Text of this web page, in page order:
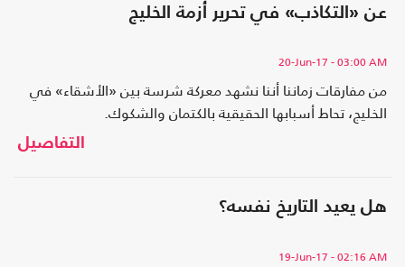
عن «التكاذب» في تحرير أزمة الخليج
20-Jun-17 - 03:00 AM
من مفارقات زماننا أننا نشهد معركة شرسة بين «الأشقاء» في
الخليج، تحاط أسبابها الحقيقية بالكتمان والشكوك.
التفاصيل
هل يعيد التاريخ نفسه؟
19-Jun-17 - 02:16 AM